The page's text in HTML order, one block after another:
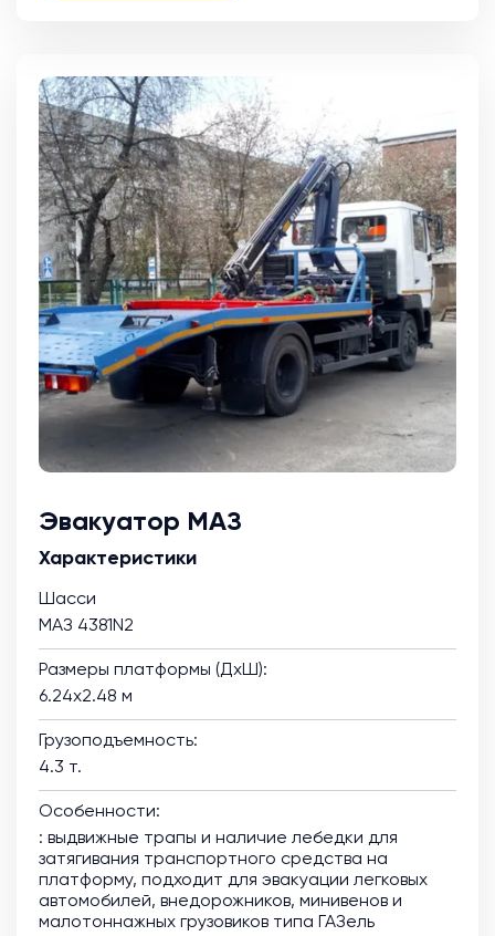
Эвакуатор МАЗ
Характеристики
Шасси
МАЗ 4381N2
Размеры платформы (ДхШ):
6.24х2.48 м
Грузоподъемность:
4.3 т.
Особенности:
: выдвижные трапы и наличие лебедки для
затягивания транспортного средства на
платформу, подходит для эвакуации легковых
автомобилей, внедорожников, минивенов и
малотоннажных грузовиков типа ГАЗель